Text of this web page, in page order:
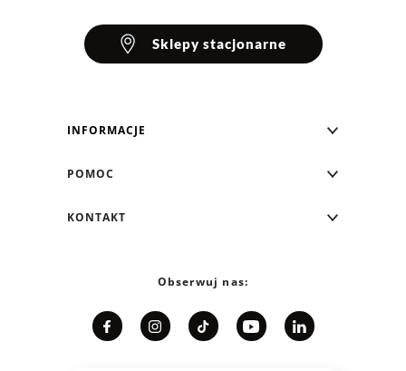
Sklepy stacjonarne
INFORMACJE
Klub Greenpoint
Współpraca
POMOC
Zwrot/Wymiana
KONTAKT
Telefon: 12 287 07 07
Pn. - pt.: 8:00 - 15:00
Relacje inwestorskie
Obserwuj nas: